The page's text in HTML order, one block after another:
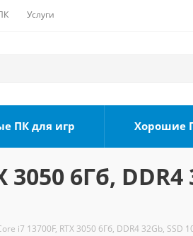
Услуги
ПК для игр Хорошие
6Гб, DDR4
i7 13700F, RTX 3050 6Гб, DDR4 32Gb, SSD